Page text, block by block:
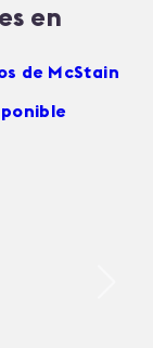
en
de McStain